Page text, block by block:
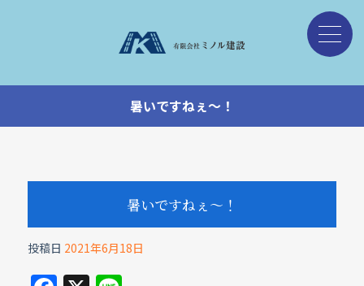
暑いですねぇ～！
暑いですねぇ～！
投稿日 2021年6月18日